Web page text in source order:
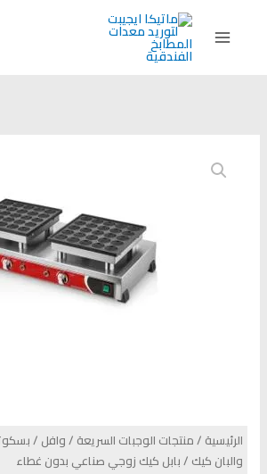
المحتوى
الرئيسية /منتجات الوجبات السريعة /وافل /
والبان كيك / بابل كيك زوجي صناعي بدون غطاء